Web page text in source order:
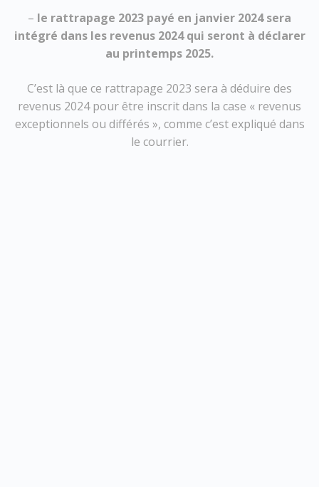
– ⁠ le rattrapage 2023 payé en janvier 2024 sera
intégré dans les revenus 2024 qui seront à déclarer
au printemps 2025.
C’est là que ce rattrapage 2023 sera à déduire des
revenus 2024 pour être inscrit dans la case « revenus
exceptionnels ou différés », comme c’est expliqué dans
le courrier.